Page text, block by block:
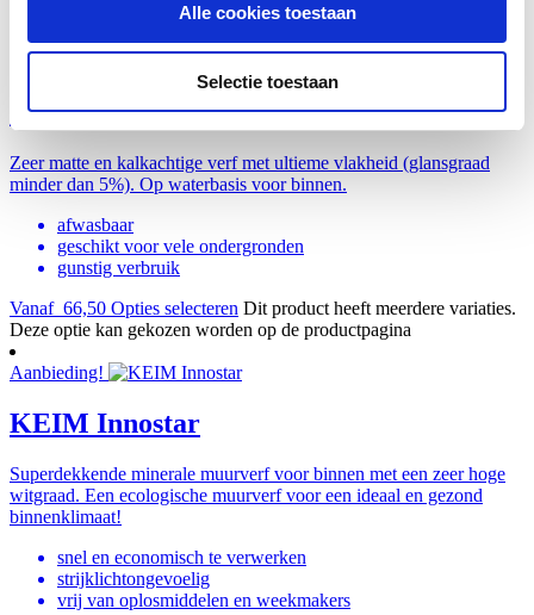
Alle cookies toestaan
Selectie toestaan
Little Greene – Intelligent Matt Emulsion
(muurverf)
Zeer matte en kalkachtige verf met ultieme vlakheid (glansgraad
minder dan 5%). Op waterbasis voor binnen.
afwasbaar
geschikt voor vele ondergronden
gunstig verbruik
Vanaf 66,50 Opties selecteren Dit product heeft meerdere variaties.
Deze optie kan gekozen worden op de productpagina
Aanbieding!
KEIM Innostar
Superdekkende minerale muurverf voor binnen met een zeer hoge
witgraad. Een ecologische muurverf voor een ideaal en gezond
binnenklimaat!
snel en economisch te verwerken
strijklichtongevoelig
vrij van oplosmiddelen en weekmakers